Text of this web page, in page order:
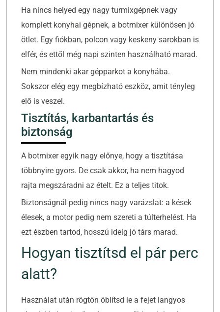
Ha nincs helyed egy nagy turmixgépnek vagy
komplett konyhai gépnek, a botmixer különösen jó
ötlet. Egy fiókban, polcon vagy keskeny sarokban is
elfér, és ettől még napi szinten használható marad.
Nem mindenki akar gépparkot a konyhába.
Sokszor elég egy megbízható eszköz, amit tényleg
elő is veszel.
Tisztítás, karbantartás és
biztonság
A botmixer egyik nagy előnye, hogy a tisztítása
többnyire gyors. De csak akkor, ha nem hagyod
rajta megszáradni az ételt. Ez a teljes titok.
Biztonságnál pedig nincs nagy varázslat: a kések
élesek, a motor pedig nem szereti a túlterhelést. Ha
ezt észben tartod, hosszú ideig jó társ marad.
Hogyan tisztítsd el pár perc
alatt?
Használat után rögtön öblítsd le a fejet langyos